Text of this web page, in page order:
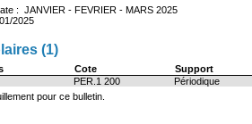
: JANVIER - FEVRIER - MARS 2025
2025
(1)
Cote Support
PER.1 200 Périodique
pour ce bulletin.